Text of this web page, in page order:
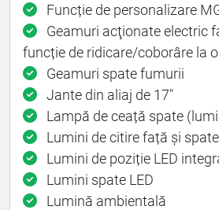
Funcție de personalizare
Geamuri acţionate electric
funcție de ridicare/coborâre la
Geamuri spate fumurii
Jante din aliaj de 17"
Lampă de ceață spate
Lumini de citire față și spate
Lumini de poziție LED
Lumini spate LED
Lumină ambientală